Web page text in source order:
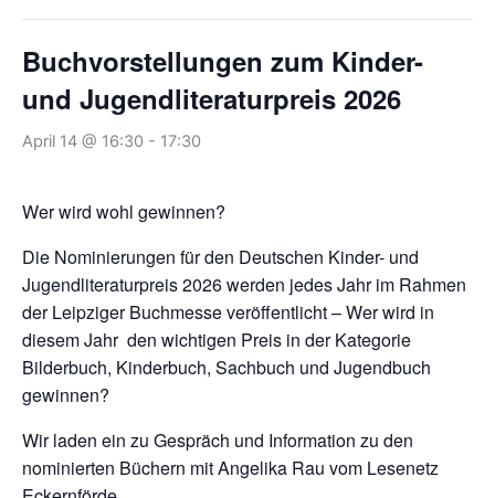
Buchvorstellungen zum Kinder-
und Jugendliteraturpreis 2026
April 14 @ 16:30 - 17:30
Wer wird wohl gewinnen?
Die Nominierungen für den Deutschen Kinder- und
Jugendliteraturpreis 2026 werden jedes Jahr im Rahmen
der Leipziger Buchmesse veröffentlicht – Wer wird in
diesem Jahr den wichtigen Preis in der Kategorie
Bilderbuch, Kinderbuch, Sachbuch und Jugendbuch
gewinnen?
Wir laden ein zu Gespräch und Information zu den
nominierten Büchern mit Angelika Rau vom Lesenetz